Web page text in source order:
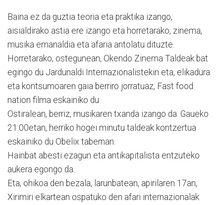
Baina ez da guztia teoria eta praktika izango,
aisialdirako astia ere izango eta horretarako, zinema,
musika emanaldia eta afaria antolatu dituzte.
Horretarako, ostegunean, Okendo Zinema Taldeak bat
egingo du Jardunaldi Internazionalistekin eta, elikadura
eta kontsumoaren gaia berriro jorratuaz, Fast food
nation filma eskainiko du.
Ostiralean, berriz, musikaren txanda izango da. Gaueko
21:00etan, herriko hogei minutu taldeak kontzertua
eskainiko du Obelix tabernan.
Hainbat abesti ezagun eta antikapitalista entzuteko
aukera egongo da.
Eta, ohikoa den bezala, larunbatean, apirilaren 17an,
Xirimiri elkartean ospatuko den afari internazionalak